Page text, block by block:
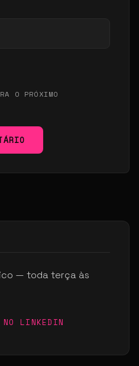
O PRÓXIMO
— toda terça às
NO LINKEDIN